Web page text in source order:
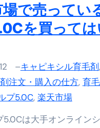
で売ってい
を買って
–キャピキシル育毛剤,
注文・購入の仕方, 育
プ5.0C, 楽天市場